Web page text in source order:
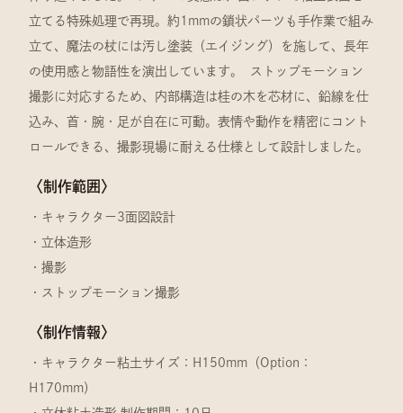
立てる特殊処理で再現。約1mmの鎖状パーツも手作業で組み
立て、魔法の杖には汚し塗装（エイジング）を施して、長年
の使用感と物語性を演出しています。 ストップモーション
撮影に対応するため、内部構造は桂の木を芯材に、鉛線を仕
込み、首・腕・足が自在に可動。表情や動作を精密にコント
ロールできる、撮影現場に耐える仕様として設計しました。
〈制作範囲〉
・キャラクター3面図設計
・立体造形
・撮影
・ストップモーション撮影
〈制作情報〉
・キャラクター粘土サイズ：H150mm（Option：
H170mm）